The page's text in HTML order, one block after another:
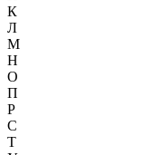
К
Л
М
Н
О
П
Р
С
Т